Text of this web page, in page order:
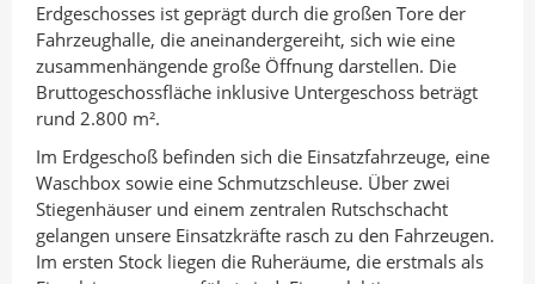
Erdgeschosses ist geprägt durch die großen Tore der
Fahrzeughalle, die aneinandergereiht, sich wie eine
zusammenhängende große Öffnung darstellen. Die
Bruttogeschossfläche inklusive Untergeschoss beträgt
rund 2.800 m².
Im Erdgeschoß befinden sich die Einsatzfahrzeuge, eine
Waschbox sowie eine Schmutzschleuse. Über zwei
Stiegenhäuser und einem zentralen Rutschschacht
gelangen unsere Einsatzkräfte rasch zu den Fahrzeugen.
Im ersten Stock liegen die Ruheräume, die erstmals als